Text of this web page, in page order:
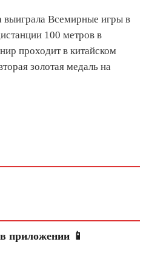
выиграла Всемирные игры в
100 метров в
проходит в китайском
золотая медаль на
приложении 📱